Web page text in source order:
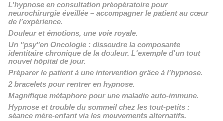
L’hypnose en consultation préopératoire pour
neurochirurgie éveillée – accompagner le patient au cœur
de l’expérience.
Douleur et émotions, une voie royale.
Un "psy"en Oncologie : dissoudre la composante
identitaire chronique de la douleur. L'exemple d'un tout
nouvel hôpital de jour.
Préparer le patient à une intervention grâce à l’hypnose.
2 bracelets pour rentrer en hypnose.
Magnifique métaphore pour une maladie auto-immune.
Hypnose et trouble du sommeil chez les tout-petits :
séance mère-enfant via les mouvements alternatifs.